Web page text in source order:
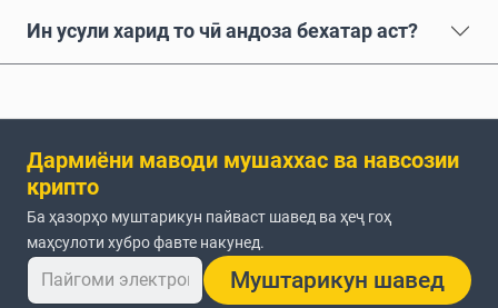
Ин усули харид то чӣ андоза бехатар аст?
Дармиёни маводи мушаххас ва навсозии
крипто
Ба ҳазорҳо муштарикун пайваст шавед ва ҳеҷ гоҳ
маҳсулоти хубро фавте накунед.
Муштарикун шавед